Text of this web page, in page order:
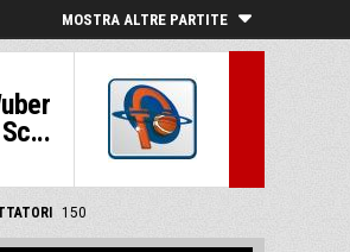
MOSTRA ALTRE PARTITE
Sc...
150